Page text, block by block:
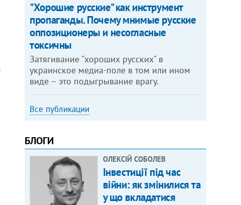
"Хорошие русские" как инструмент
пропаганды. Почему мнимые русские
оппозиционеры и несогласные
токсичны
Затягивание "хороших русских" в
украинское медиа-поле в том или ином
виде – это подыгрывание врагу.
Все публикации
БЛОГИ
ОЛЕКСІЙ СОБОЛЕВ
Інвестиції під час
війни: як змінилися та
у що вкладатися